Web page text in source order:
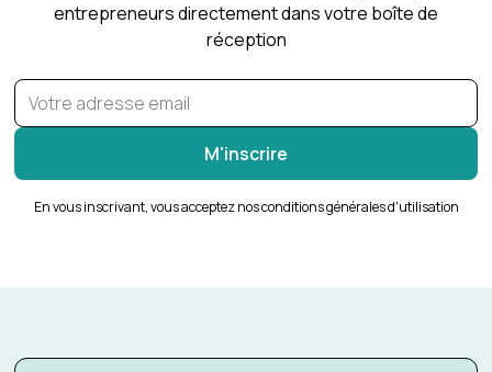
entrepreneurs directement dans votre boîte de
réception
En vous inscrivant, vous acceptez nos conditions générales d'utilisation